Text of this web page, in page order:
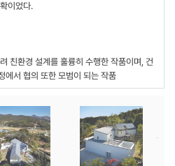
이었다.
친환경 설계를 훌륭히 수행한 작품이며, 건
에서 협의 또한 모범이 되는 작품